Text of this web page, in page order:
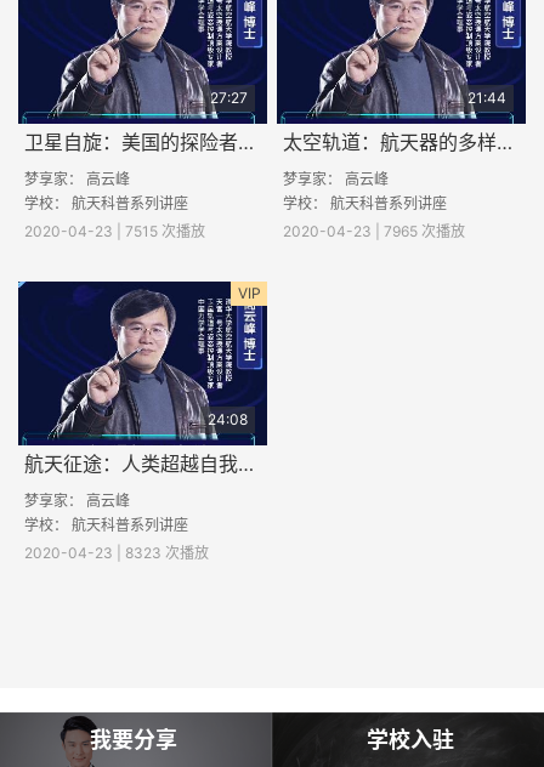
27:27
卫星自旋：美国的探险者1号为何失败？
梦享家： 高云峰
学校： 航天科普系列讲座
2020-04-23 | 7515 次播放
21:44
太空轨道：航天器的多样人生
梦享家： 高云峰
学校： 航天科普系列讲座
2020-04-23 | 7965 次播放
VIP
24:08
航天征途：人类超越自我的梦想
梦享家： 高云峰
学校： 航天科普系列讲座
2020-04-23 | 8323 次播放
我要分享 学校入驻